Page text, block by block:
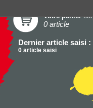
Votre panier
0 article
Dernier article saisi :
0 article saisi